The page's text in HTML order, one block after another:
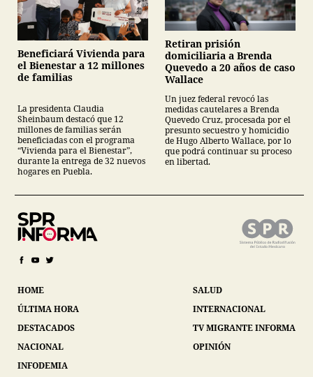
Beneficiará Vivienda para
el Bienestar a 12 millones
de familias
La presidenta Claudia
Sheinbaum destacó que 12
millones de familias serán
beneficiadas con el programa
“Vivienda para el Bienestar”,
durante la entrega de 32 nuevos
hogares en Puebla.
Retiran prisión
domiciliaria a Brenda
Quevedo a 20 años de caso
Wallace
Un juez federal revocó las
medidas cautelares a Brenda
Quevedo Cruz, procesada por el
presunto secuestro y homicidio
de Hugo Alberto Wallace, por lo
que podrá continuar su proceso
en libertad.
HOME
ÚLTIMA HORA
DESTACADOS
NACIONAL
INFODEMIA
SALUD
INTERNACIONAL
TV MIGRANTE INFORMA
OPINIÓN